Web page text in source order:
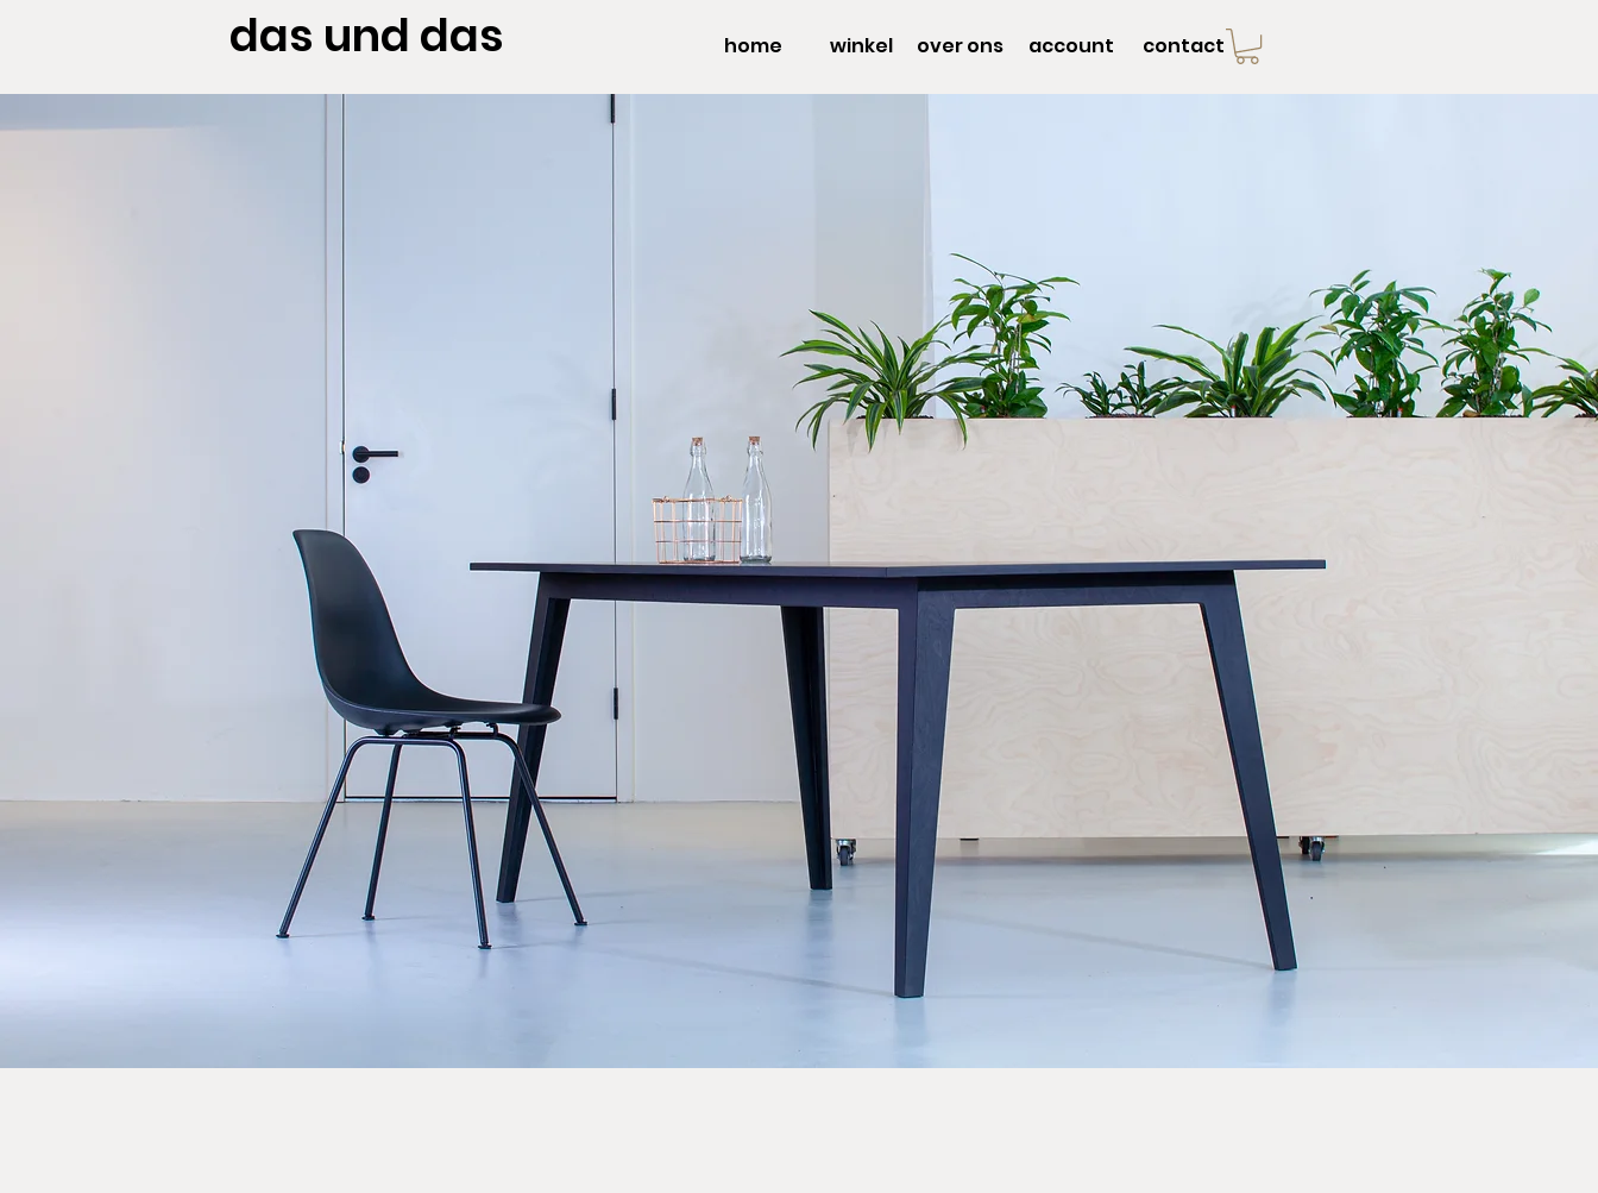
das und das home winkel over ons account contact